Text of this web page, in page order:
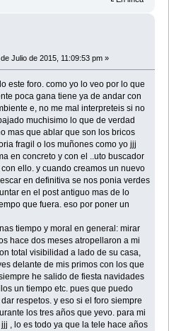
Julio de 2015, 11:09:53 pm »
este foro. como yo lo veo por lo que
poca gana tiene ya de andar con
e, no me mal interpreteis si no
muchisimo lo que de verdad
mas que ablar que son los bricos
fragil o los muñones como yo jjj
en concreto y con el ..uto buscador
ello. y cuando creamos un nuevo
en definitiva se nos ponia verdes
en el post antiguo mas de lo
que fuera. eso por poner un
tiempo y moral en general: mirar
hace dos meses atropellaron a mi
total visibilidad a lado de su casa,
delante de mis primos con los que
he salido de fiesta navidades
un tiempo etc. pues que puedo
respetos. y eso si el foro siempre
los tres años que yevo. para mi
, lo es todo ya que la tele hace años